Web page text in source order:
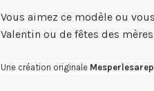
Vous aimez ce modèle ou
Valentin ou de fêtes des
Une création originale